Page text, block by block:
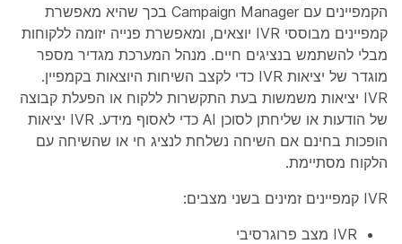
הקמפיינים עם Campaign Manager בכך שהיא מאפשרת
קמפיינים מבוססי IVR יוצאים, ומאפשרת פנייה יזומה ללקוחות
מבלי להשתמש בנציגים חיים. מנהל המערכת מגדיר מספר
מוגדר של יציאות IVR כדי לקצב השיחות היוצאות בקמפיין.
IVR יציאות משמשות בעת התקשרות ללקוח או הפעלת קבוצה
של הודעות או שליחתן לסוכן AI כדי לאסוף מידע. IVR יציאות
הופכות בחינם אם השיחה נשלחת לנציג חי או שהשיחה עם
הלקוח מסתיימת.
IVR קמפיינים זמינים בשני מצבים:
IVR מצב פרוגרסיבי